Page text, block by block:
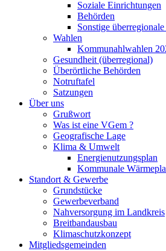
Soziale Einrichtungen
Behörden
Sonstige überregionale
Wahlen
Kommunahlwahlen
Gesundheit (überregional)
Überörtliche Behörden
Notruftafel
Satzungen
Über uns
Grußwort
Was ist eine VGem ?
Geografische Lage
Klima & Umwelt
Energienutzungsplan
Kommunale
Standort & Gewerbe
Grundstücke
Gewerbeverband
Nahversorgung im Landkreis
Breitbandausbau
Klimaschutzkonzept
Mitgliedsgemeinden